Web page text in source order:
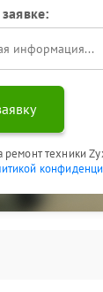
ремонт техники